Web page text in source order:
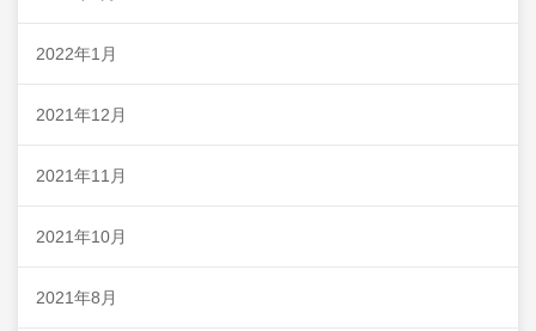
2022年1月
2021年12月
2021年11月
2021年10月
2021年8月